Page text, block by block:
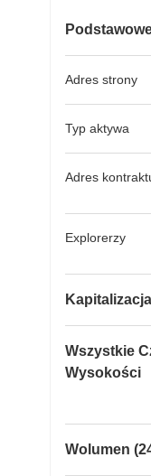
Adres strony
Typ aktywa
Adres
Explorerzy
Wszystkie
Wysokości
Wolumen